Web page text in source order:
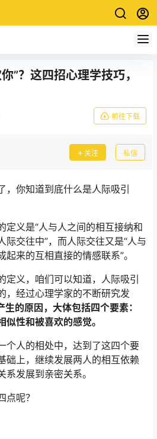
”？这四招心理学技巧，
前往下载
关注 私信
，你知道到底什么是人际吸引
定义是“人与人之间的相互接纳和
际交往中”，而人际交往又是“人与
来的互相直接的情感联系”。
定义，咱们可以知道，人际吸引
，经过心理学家的不断研究发
生的原因，大体包括四个要素：
性和被喜欢的感觉。
个人的相处中，达到了这四个要
础上，继续发展两人的相互依赖
发展到亲密关系。
点呢？